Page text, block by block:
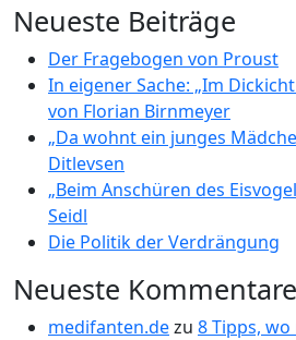
Neueste Beiträge
Der Fragebogen von Proust
In eigener Sache: „Im
von Florian Birnmeyer
„Da wohnt ein junges
Ditlevsen
„Beim Anschüren des
Seidl
Die Politik der Verdrängung
Neueste Kommentare
medifanten.dezu 8 Tipps,